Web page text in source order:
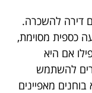
דירה להשכרה.
כספית מסוימת,
אם היא
להשתמש
מאפיינים